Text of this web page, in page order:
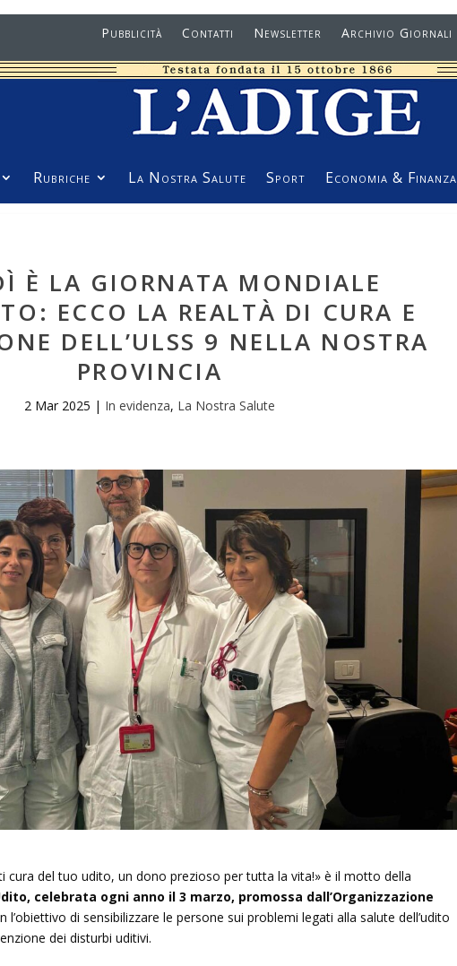
Pubblicità Contatti Newsletter Archivio Giornali
Rubriche La Nostra Salute Sport Economia & Finanza
È LA GIORNATA MONDIALE
ECCO LA REALTÀ DI CURA E
DELL’ULSS 9 NELLA NOSTRA
PROVINCIA
2 Mar 2025 | In evidenza, La Nostra Salute
cura del tuo udito, un dono prezioso per tutta la vita!» è il motto della
celebrata ogni anno il 3 marzo, promossa dall’Organizzazione
l’obiettivo di sensibilizzare le persone sui problemi legati alla salute dell’udito
dei disturbi uditivi.